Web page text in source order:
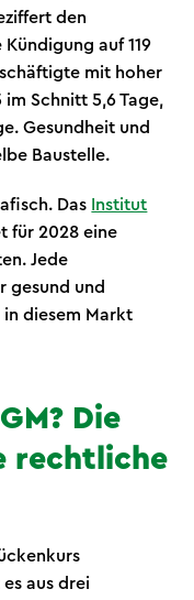
den
auf 119
mit hoher
Schnitt 5,6 Tage,
Gesundheit und
Baustelle.
Das Institut
für 2028 eine
Jede
gesund und
in diesem Markt
Die
rechtliche
aus drei